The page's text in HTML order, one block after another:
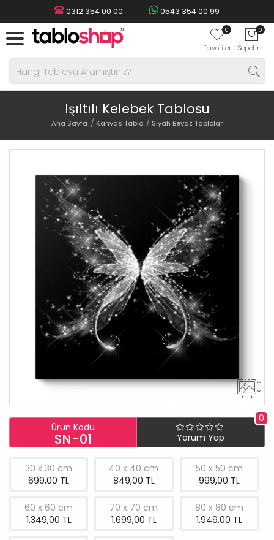
0312 354 00 00 0543 354 00 99
0
Favoriler
0
Sepetim
Işıltılı Kelebek Tablosu
Ana Sayfa Kanvas Tablo Siyah Beyaz Tablolar
Ürün Kodu
SN-01
0
Yorum Yap
30 x 30 cm
699,00 TL
40 x 40 cm
849,00 TL
50 x 50 cm
999,00 TL
60 x 60 cm
1.349,00 TL
70 x 70 cm
1.699,00 TL
80 x 80 cm
1.949,00 TL